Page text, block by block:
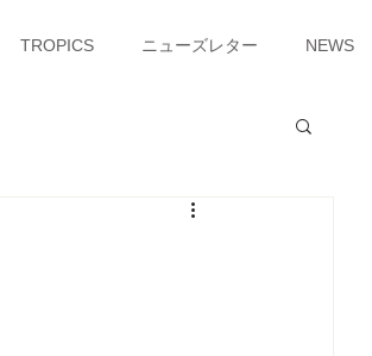
TROPICS ニューズレター NEWS